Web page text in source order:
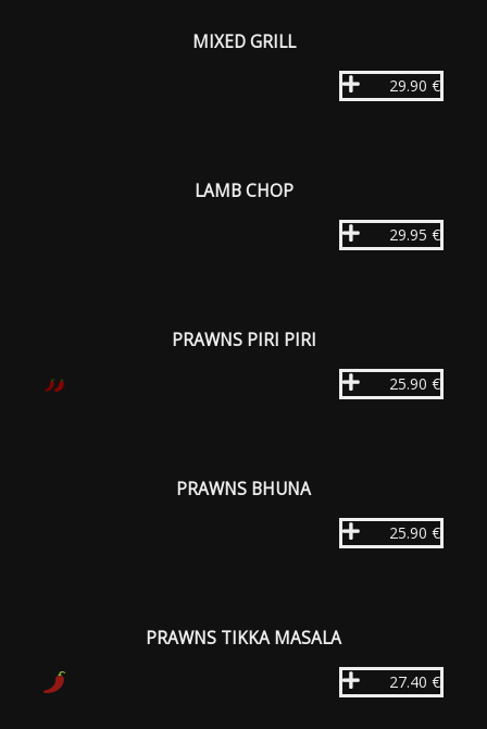
MIXED GRILL
29.90 €
LAMB CHOP
29.95 €
PRAWNS PIRI PIRI
25.90 €
PRAWNS BHUNA
25.90 €
PRAWNS TIKKA MASALA
27.40 €